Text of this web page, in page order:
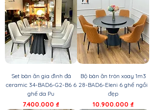
Set bàn ăn gia đình đá
ceramic 34-BAD6-G2-B6 6
ghế da Pu
Giá
7.400.000 ₫
Bộ bàn ăn tròn xoay 1m3
28-BAD6-Eleni 6 ghế ngồi
đẹp
Giá
10.900.000 ₫